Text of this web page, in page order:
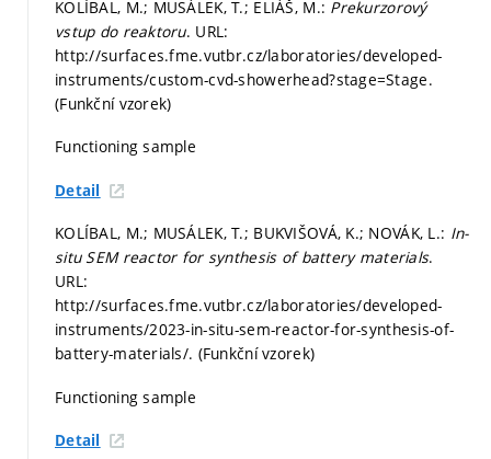
KOLÍBAL, M.; MUSÁLEK, T.; ELIÁŠ, M.: Prekurzorový
vstup do reaktoru. URL:
http://surfaces.fme.vutbr.cz/laboratories/developed-
instruments/custom-cvd-showerhead?stage=Stage.
(Funkční vzorek)
Functioning sample
Detail
KOLÍBAL, M.; MUSÁLEK, T.; BUKVIŠOVÁ, K.; NOVÁK, L.: In-
situ SEM reactor for synthesis of battery materials.
URL:
http://surfaces.fme.vutbr.cz/laboratories/developed-
instruments/2023-in-situ-sem-reactor-for-synthesis-of-
battery-materials/. (Funkční vzorek)
Functioning sample
Detail